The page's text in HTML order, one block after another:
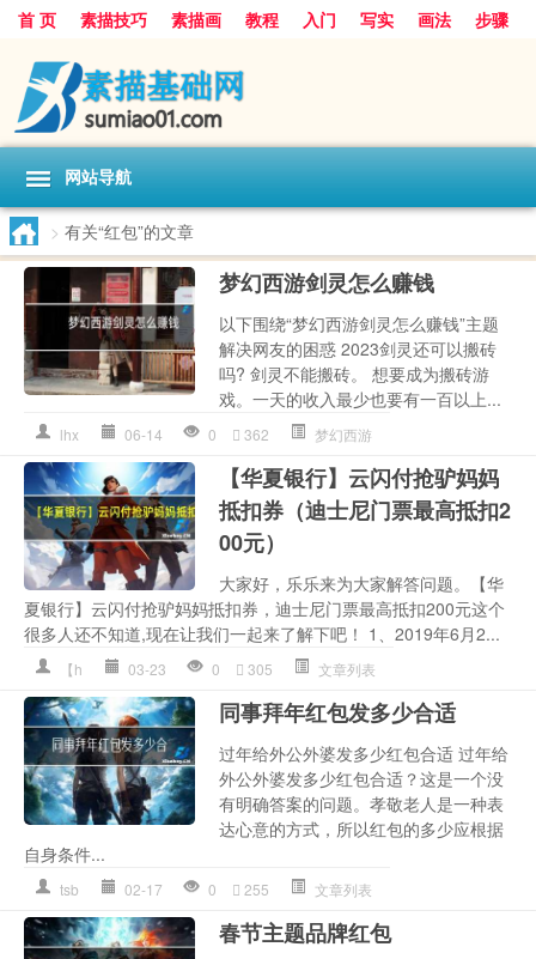
首 页 素描技巧 素描画 教程 入门 写实 画法
步骤
基础
超写实
网站导航
> 有关“红包”的文章
梦幻西游剑灵怎么赚钱
以下围绕“梦幻西游剑灵怎么赚钱”主题
解决网友的困惑 2023剑灵还可以搬砖
吗? 剑灵不能搬砖。 想要成为搬砖游
戏。一天的收入最少也要有一百以上...
lhx 06-14 0 362 梦幻西游
【华夏银行】云闪付抢驴妈妈
抵扣券（迪士尼门票最高抵扣2
00元）
大家好，乐乐来为大家解答问题。【华
夏银行】云闪付抢驴妈妈抵扣券，迪士尼门票最高抵扣200元这个
很多人还不知道,现在让我们一起来了解下吧！ 1、2019年6月2...
【h 03-23 0 305 文章列表
同事拜年红包发多少合适
过年给外公外婆发多少红包合适 过年给
外公外婆发多少红包合适？这是一个没
有明确答案的问题。孝敬老人是一种表
达心意的方式，所以红包的多少应根据
自身条件...
tsb 02-17 0 255 文章列表
春节主题品牌红包